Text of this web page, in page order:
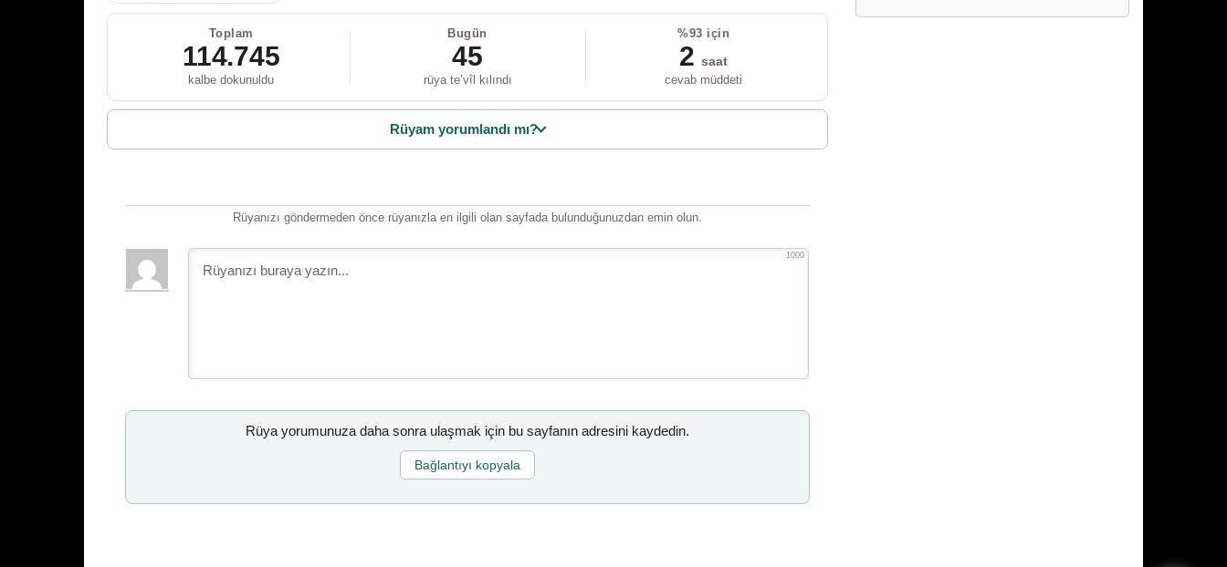
Toplam
114.745
kalbe dokunuldu
Bugün
45
rüya te’vîl kılındı
%93 için
2 saat
cevab müddeti
Rüyam yorumlandı mı?
Rüyanızı göndermeden önce rüyanızla en ilgili olan sayfada bulunduğunuzdan emin olun.
1000
Rüya yorumunuza daha sonra ulaşmak için bu sayfanın adresini kaydedin.
Bağlantıyı kopyala